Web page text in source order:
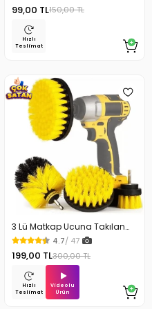
99,00 TL150,00 TL
Hızlı
Teslimat
3 Lü Matkap Ucuna Takılan
Temizlik Fırça Seti
4.7/ 47
199,00 TL300,00 TL
Hızlı
Teslimat
Videolu
Ürün